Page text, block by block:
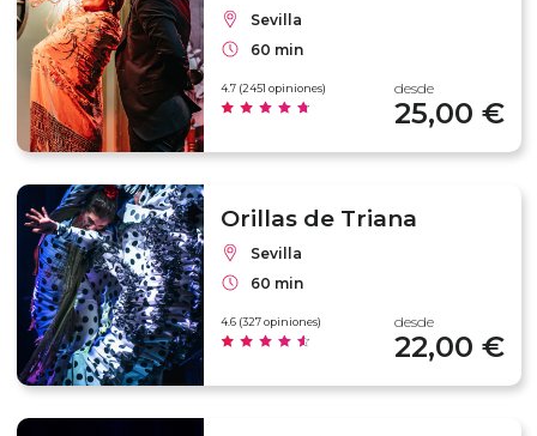
Sevilla
60 min
4.7 (2451 opiniones) desde
25,00 €
Orillas de Triana
Sevilla
60 min
4.6 (327 opiniones) desde
22,00 €